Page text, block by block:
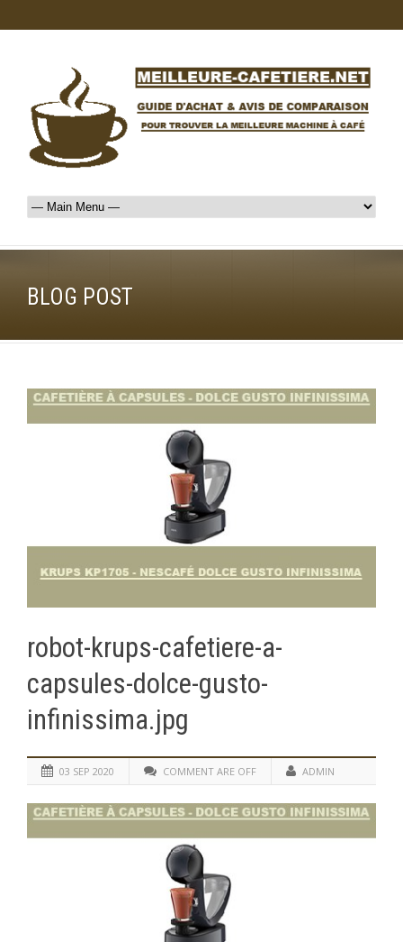
BLOG POST
robot-krups-cafetiere-a-
capsules-dolce-gusto-
infinissima.jpg
03 SEP 2020 COMMENT ARE OFF ADMIN